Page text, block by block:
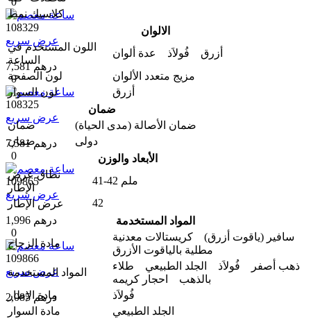
108329
عرض سريع
7,581 درهم
0
108325
عرض سريع
7,581 درهم
0
109865
عرض سريع
1,996 درهم
0
109866
عرض سريع
2,085 درهم
نمط كلاسيك
الالوان
اللون المستخدم في
الساعة
أزرق فُولاَذ عدة ألوان
لون الصفحة
مزيج متعدد الألوان
لون السوار
أزرق
ضمان
ضمان
ضمان الأصالة (مدى الحیاة)
ضمان
دولی
الأبعاد والوزن
نطاق عرض
الإطار
41-42 ملم
عرض الإطار
42
المواد المستخدمة
مادة الزجاج
سافير (ياقوت أزرق) كريستالات معدنية
مطلية بالياقوت الأزرق
المواد المستخدمة
ذهب أصفر فُولاَذ الجلد الطبيعي طلاء
بالذهب احجار کریمه
مادة الإطار
فُولاَذ
مادة السوار
الجلد الطبيعي